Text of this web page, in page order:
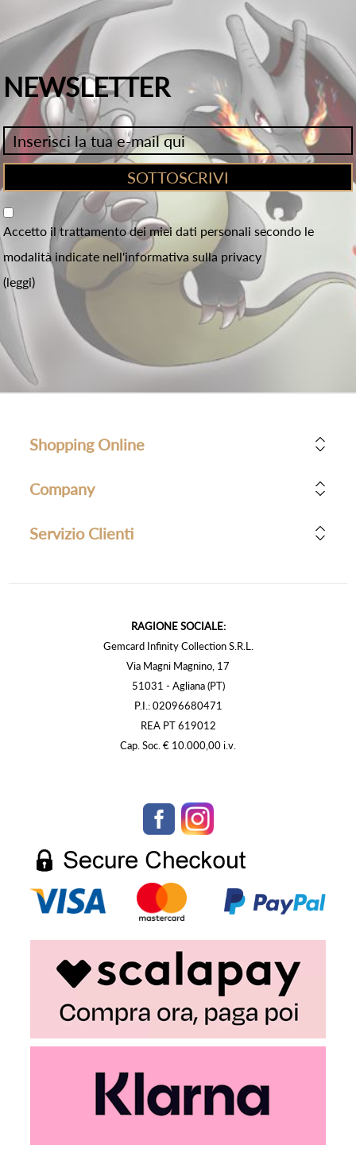
NEWSLETTER
Accetto il trattamento dei miei dati personali secondo le
modalità indicate nell'informativa sulla privacy
(leggi)
Shopping Online
Company
Servizio Clienti
RAGIONE SOCIALE:
Gemcard Infinity Collection S.R.L.
Via Magni Magnino, 17
51031 - Agliana (PT)
P.I.: 02096680471
REA PT 619012
Cap. Soc. € 10.000,00 i.v.